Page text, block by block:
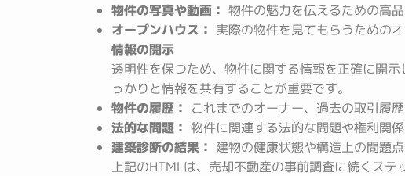
物件の写真や動画： 物件の魅力を伝えるための高
オープンハウス： 実際の物件を見てもらうための
情報の開示
透明性を保つため、物件に関する情報を正確に開
っかりと情報を共有することが重要です。
物件の履歴： これまでのオーナー、過去の取引履
法的な問題： 物件に関連する法的な問題や権利関
建築診断の結果： 建物の健康状態や構造上の問題
上記のHTMLは、売却不動産の事前調査に続くス